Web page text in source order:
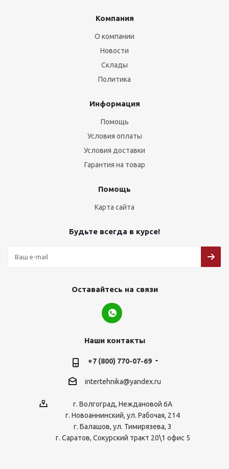
Компания
О компании
Новости
Склады
Политика
Информация
Помощь
Условия оплаты
Условия доставки
Гарантия на товар
Помощь
Карта сайта
Будьте всегда в курсе!
Оставайтесь на связи
Наши контакты
+7 (800) 770-07-69
intertehnika@yandex.ru
г. Волгоград, Неждановой 6А
г. Новоаннинский, ул. Рабочая, 214
г. Балашов, ул. Тимирязева, 3
г. Саратов, Сокурский тракт 20\1 офис 5